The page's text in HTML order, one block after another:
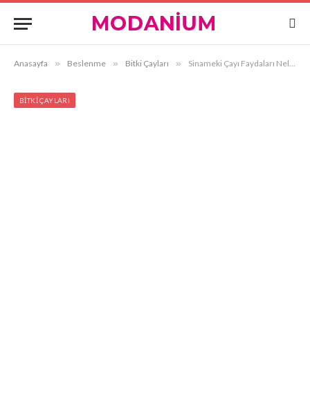
Anasayfa » Beslenme » Bitki Çayları » Sinameki Çayı Faydaları Nelerdir?
BITKI ÇAYLARI